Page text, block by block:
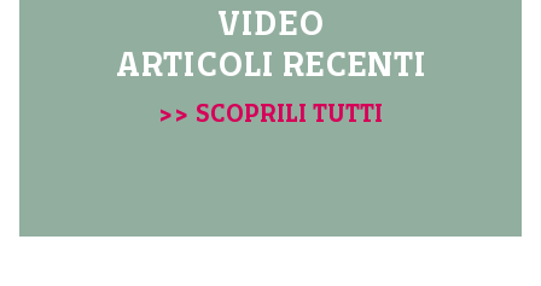
VIDEO
ARTICOLI RECENTI
>> SCOPRILI TUTTI